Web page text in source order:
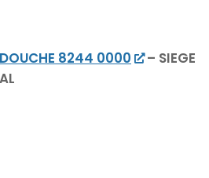
8244 0000
– SIEGE